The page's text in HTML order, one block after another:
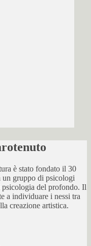
è stato fondato il 30
un gruppo di psicologi
del profondo. Il
a individuare i nessi tra
creazione artistica.